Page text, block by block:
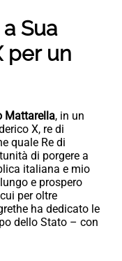
Sua
per un
Mattarella, in un
X, re di
quale Re di
di porgere a
italiana e mio
e prospero
per oltre
ha dedicato le
dello Stato – con